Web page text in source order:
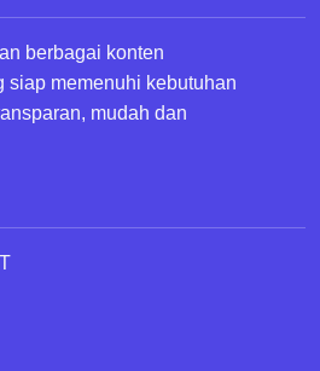
berbagai konten
siap memenuhi kebutuhan
mudah dan